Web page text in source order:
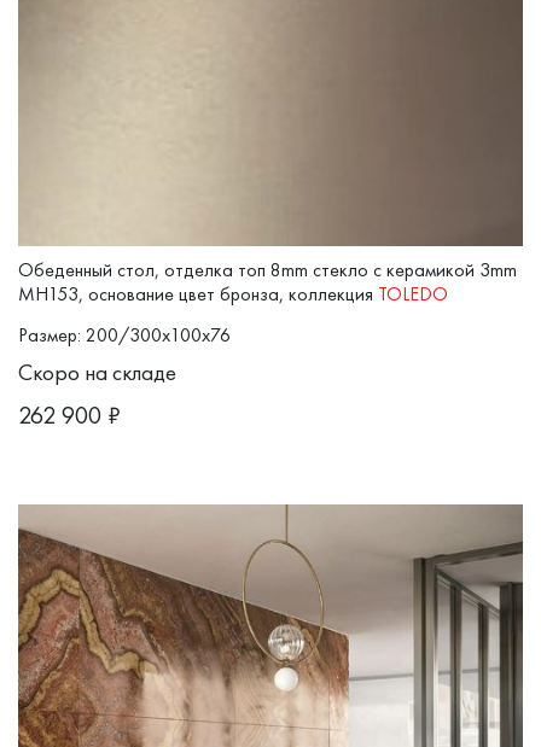
Обеденный стол, отделка топ 8mm стекло с керамикой 3mm
MH153, основание цвет бронза, коллекция TOLEDO
Размер: 200/300x100x76
Скоро на складе
262 900 ₽